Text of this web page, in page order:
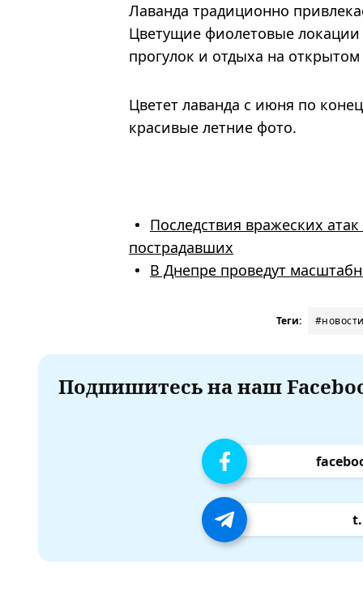
Лаванда традиционно
Цветущие фиолетовые
прогулок и отдыха на открытом
Цветет лаванда с июня по
красивые летние фото.
Последствия вражеских
пострадавших
В Днепре проведут
Теги:
Подпишитесь на наш